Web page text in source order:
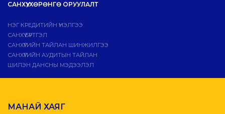
САНХҮҮ, ХӨРӨНГӨ ОРУУЛАЛТ
НЭГ КРЕДИТИЙН ҮНЭЛГЭЭ
САНХҮҮ БҮРТГЭЛ
САНХҮҮГИЙН ТАЙЛАН ШИНЖИЛГЭЭ
САНХҮҮГИЙН АУДИТЫН ТАЙЛАН
ШИЛЭН ДАНСНЫ МЭДЭЭЛЭЛ
МАНАЙ ХАЯГ